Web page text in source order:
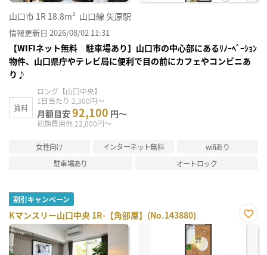
山口市 1R 18.8m² 山口線 矢原駅
情報更新日 2026/08/02 11:31
【WIFIネット無料 駐車場あり】山口市の中心部にあるﾘﾉｰﾍﾞｰｼｮﾝ
物件、山口県庁やテレビ局に便利で目の前にカフェやコンビニあ
り♪
賃料
ロング【山口中央】
1日当たり 2,300円～
月額目安92,100 円～
初期費用他 22,000円～
女性向け インターネット無料
wifiあり
駐車場あり
オートロック
割引キャンペーン
Kマンスリー山口中央 1R-【角部屋】(No.143880)
お気